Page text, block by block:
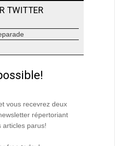
TWITTER
vous recevrez deux
répertoriant
articles parus!